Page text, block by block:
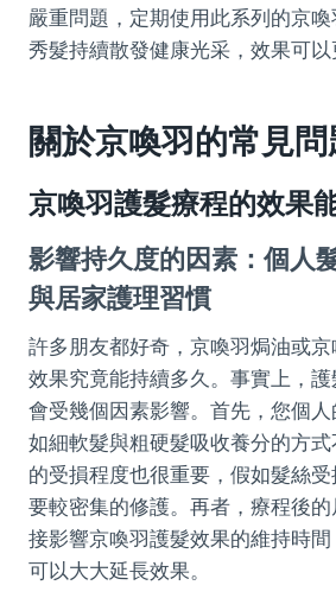
嚴重問題，定期使用此系列的京
秀髮持續散發健康光采，效果可以
關於京喚羽的常見
京喚羽護髮療程的效果
影響持久度的因素：個人
與居家護理習慣
許多朋友都好奇，京喚羽焗油或京
效果究竟能持續多久。事實上，護
會受幾個因素影響。首先，您個
如細軟髮與粗硬髮吸收養分的方
的受損程度也很重要，假如髮絲
要較密集的修護。再者，療程後
接影響京喚羽護髮效果的維持時
可以大大延長效果。